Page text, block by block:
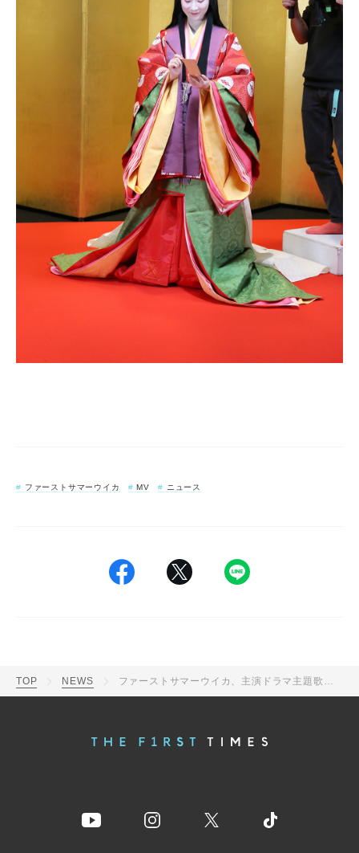
ファーストサマーウイカ MV ニュース
TOP NEWS ファーストサマーウイカ、主演ドラマ主題歌「Open the Door」MVで“七変化”